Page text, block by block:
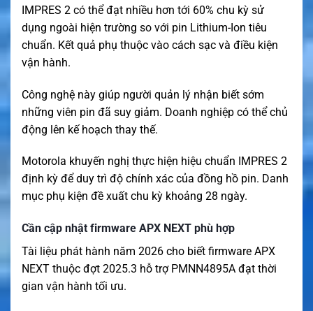
IMPRES 2 có thể đạt nhiều hơn tới 60% chu kỳ sử
dụng ngoài hiện trường so với pin Lithium-Ion tiêu
chuẩn. Kết quả phụ thuộc vào cách sạc và điều kiện
vận hành.
Công nghệ này giúp người quản lý nhận biết sớm
những viên pin đã suy giảm. Doanh nghiệp có thể chủ
động lên kế hoạch thay thế.
Motorola khuyến nghị thực hiện hiệu chuẩn IMPRES 2
định kỳ để duy trì độ chính xác của đồng hồ pin. Danh
mục phụ kiện đề xuất chu kỳ khoảng 28 ngày.
Cần cập nhật firmware APX NEXT phù hợp
Tài liệu phát hành năm 2026 cho biết firmware APX
NEXT thuộc đợt 2025.3 hỗ trợ PMNN4895A đạt thời
gian vận hành tối ưu.